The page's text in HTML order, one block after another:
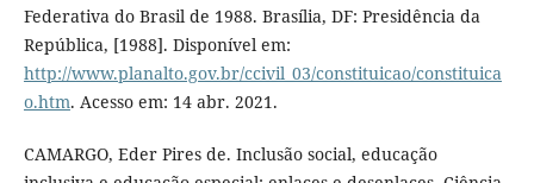
Federativa do Brasil de 1988. Brasília, DF: Presidência da
República, [1988]. Disponível em:
http://www.planalto.gov.br/ccivil_03/constituicao/constituica
o.htm. Acesso em: 14 abr. 2021.
CAMARGO, Eder Pires de. Inclusão social, educação